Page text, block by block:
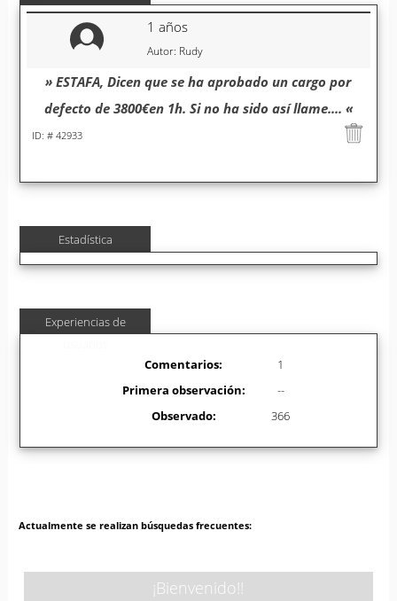
Autor: Rudy
1 años
ID: # 42933
» ESTAFA, Dicen que se ha aprobado un cargo por
defecto de 3800€en 1h. Si no ha sido así llame.... «
Estadística
Experiencias de
Comentarios:
1
Primera observación:
--
Observado:
366
Actualmente se realizan búsquedas frecuentes:
¡Bienvenido!!